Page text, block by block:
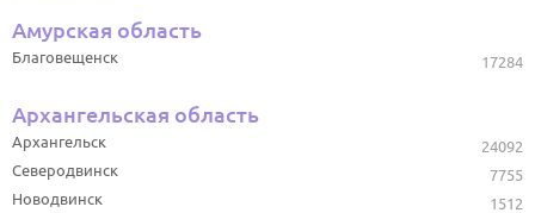
Амурская область
17284
Благовещенск
Архангельская область
24092
Архангельск
7755
Северодвинск
1512
Новодвинск